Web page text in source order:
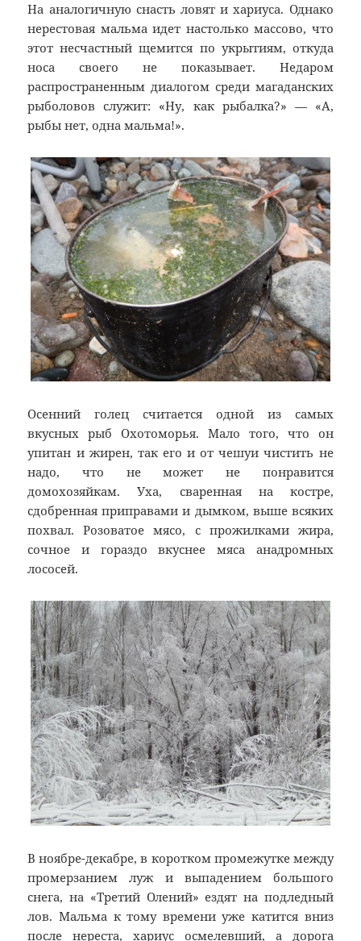
На аналогичную снасть ловят и хариуса. Однако
нерестовая мальма идет настолько массово, что
этот несчастный щемится по укрытиям, откуда
носа своего не показывает. Недаром
распространенным диалогом среди магаданских
рыболовов служит: «Ну, как рыбалка?» — «А,
рыбы нет, одна мальма!».
Осенний голец считается одной из самых
вкусных рыб Охотоморья. Мало того, что он
упитан и жирен, так его и от чешуи чистить не
надо, что не может не понравится
домохозяйкам. Уха, сваренная на костре,
сдобренная приправами и дымком, выше всяких
похвал. Розоватое мясо, с прожилками жира,
сочное и гораздо вкуснее мяса анадромных
лососей.
В ноябре-декабре, в коротком промежутке между
промерзанием луж и выпадением большого
снега, на «Третий Олений» ездят на подледный
лов. Мальма к тому времени уже катится вниз
после нереста, хариус осмелевший, а дорога